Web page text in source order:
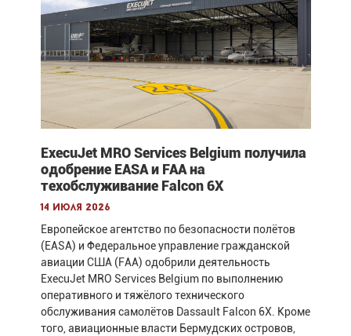
ExecuJet MRO Services Belgium получила
одобрение EASA и FAA на
техобслуживание Falcon 6X
14 июля 2026
Европейское агентство по безопасности полётов
(EASA) и Федеральное управление гражданской
авиации США (FAA) одобрили деятельность
ExecuJet MRO Services Belgium по выполнению
оперативного и тяжёлого технического
обслуживания самолётов Dassault Falcon 6X. Кроме
того, авиационные власти Бермудских островов,